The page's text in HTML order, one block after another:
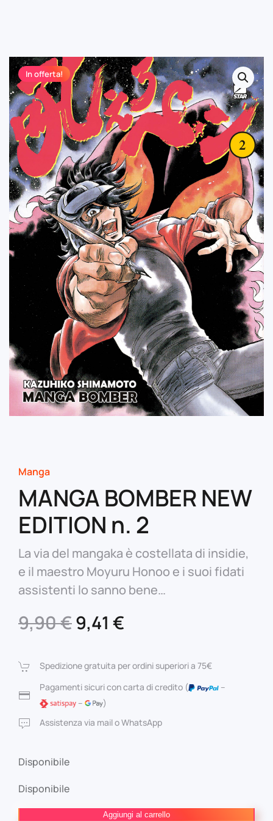
In offerta!
Manga
MANGA BOMBER NEW
EDITION n. 2
La via del mangaka è costellata di insidie,
e il maestro Moyuru Honoo e i suoi fidati
assistenti lo sanno bene…
9,90€Il
originale
era:
9,90 €.
9,41 €
attuale
è:
Spedizione gratuita per ordini superiori a 75€
Pagamenti sicuri con carta di credito (
–
–
)
Assistenza via mail o WhatsApp
Disponibile
Disponibile
Aggiungi al carrello